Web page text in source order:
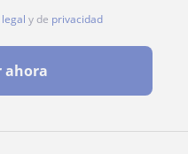
y de privacidad
ahora